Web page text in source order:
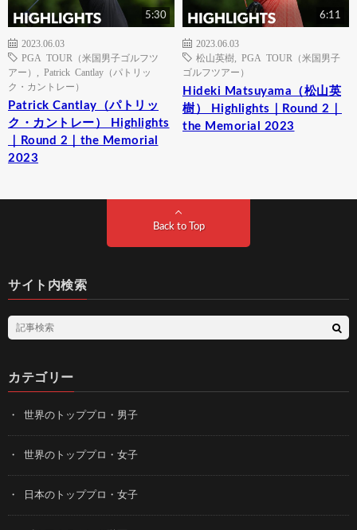
5:30
2023.06.03
PGA TOUR（米国男子ゴルフツ
アー）
Patrick Cantlay（パトリッ
ク・カントレー）
Patrick Cantlay（パトリッ
ク・カントレー） Highlights
｜Round 2｜the Memorial
2023
6:11
2023.06.03
松山英樹
PGA TOUR（米国男子
ゴルフツアー）
Hideki Matsuyama（松山英
樹） Highlights｜Round 2｜
the Memorial 2023
Back to Top
サイト内検索
カテゴリー
世界のトッププロ・男子
世界のトッププロ・女子
日本のトッププロ・女子